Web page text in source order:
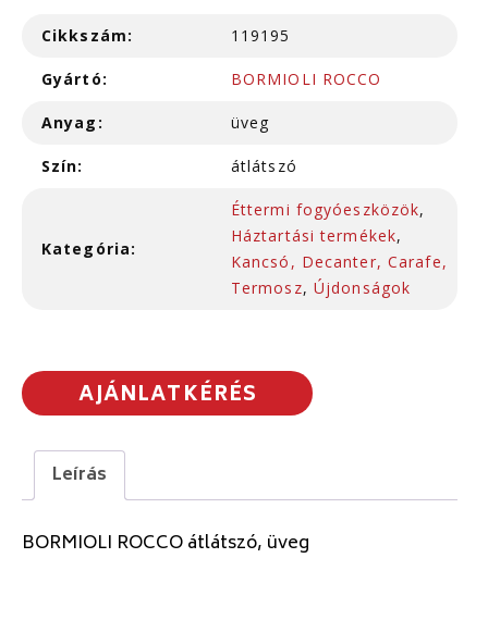
Cikkszám: 119195
Gyártó: BORMIOLI ROCCO
Anyag: üveg
Szín: átlátszó
Kategória:
Éttermi fogyóeszközök,
Háztartási termékek,
Kancsó, Decanter, Carafe,
Termosz, Újdonságok
AJÁNLATKÉRÉS
Leírás
BORMIOLI ROCCO átlátszó, üveg